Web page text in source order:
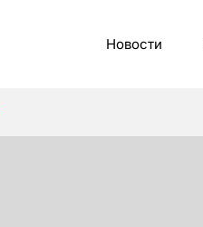
Новости